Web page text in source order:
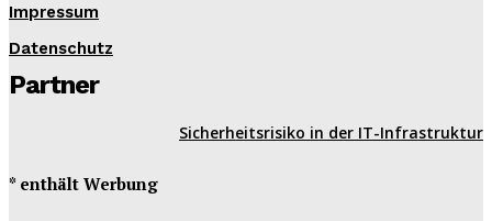
Impressum
Datenschutz
Partner
Sicherheitsrisiko in der IT-Infrastruktur
* enthält Werbung